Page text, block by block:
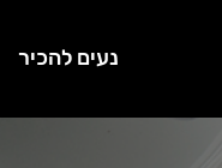
נעים להכיר